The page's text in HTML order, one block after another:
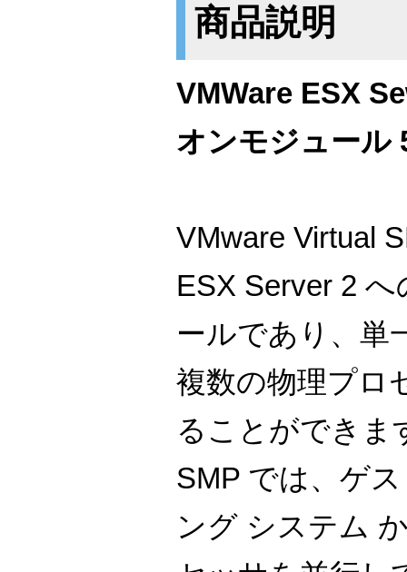
商品説明
VMWare ESX
オンモジュール
VMware Virtual
ESX Server 2
ールであり、単
複数の物理プロ
ることができま
SMP では、ゲ
ング システム